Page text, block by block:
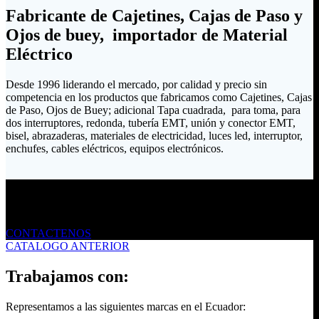
Fabricante de Cajetines, Cajas de Paso y
Ojos de buey, importador de Material
Eléctrico
Desde 1996 liderando el mercado, por calidad y precio sin
competencia en los productos que fabricamos como Cajetines, Cajas
de Paso, Ojos de Buey; adicional Tapa cuadrada, para toma, para
dos interruptores, redonda, tubería EMT, unión y conector EMT,
bisel, abrazaderas, materiales de electricidad, luces led, interruptor,
enchufes, cables eléctricos, equipos electrónicos.
CONTACTENOS
CATALOGO ANTERIOR
Trabajamos con:
Representamos a las siguientes marcas en el Ecuador: